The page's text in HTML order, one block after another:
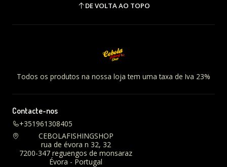
DE VOLTA AO TOPO
Todos os produtos na nossa loja tem uma taxa de Iva 23%
Contacte-nos
+351961308405
CEBOLAFISHINGSHOP
rua de évora n 32, 32
7200-347 reguengos de monsaraz
Évora - Portugal